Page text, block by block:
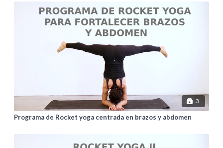
3
Programa de Rocket yoga centrada en brazos y abdomen